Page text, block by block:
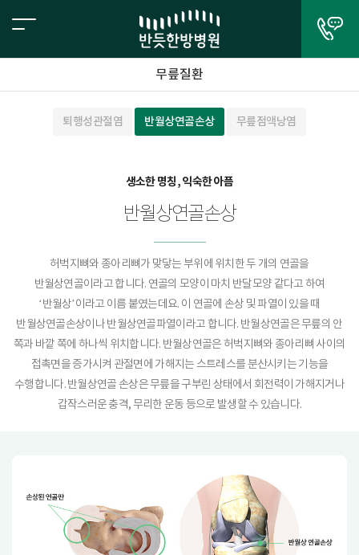
무릎질환
퇴행성관절염 반월상연골손상 무릎점액낭염
생소한 명칭, 익숙한 아픔
반월상연골손상
허벅지뼈와 종아리뼈가 맞닿는 부위에 위치한 두 개의 연골을
반월상연골이라고 합니다. 연골의 모양이 마치 반달모양 같다고 하여
‘반월상’이라고 이름 붙였는데요. 이 연골에 손상 및 파열이 있을 때
반월상연골손상이나 반월상연골파열이라고 합니다. 반월상연골은 무릎의 안
쪽과 바깥 쪽에 하나씩 위치합니다. 반월상연골은 허벅지뼈와 종아리뼈 사이의
접촉면을 증가시켜 관절면에 가해지는 스트레스를 분산시키는 기능을
수행합니다. 반월상연골 손상은 무릎을 구부린 상태에서 회전력이 가해지거나
갑작스러운 충격, 무리한 운동 등으로 발생할 수 있습니다.